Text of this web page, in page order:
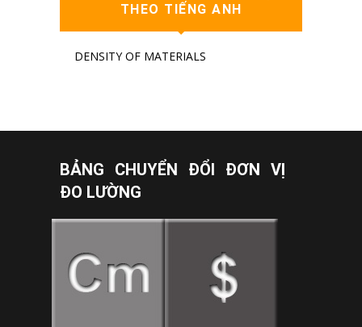
THEO TIẾNG ANH
DENSITY OF MATERIALS
BẢNG CHUYỂN ĐỔI ĐƠN VỊ
ĐO LƯỜNG